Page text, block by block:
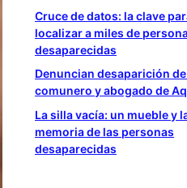
Cruce de datos: la clave
localizar a miles de
desaparecidas
Denuncian desaparición
comunero y abogado de
La silla vacía: un mueble y
memoria de las personas
desaparecidas